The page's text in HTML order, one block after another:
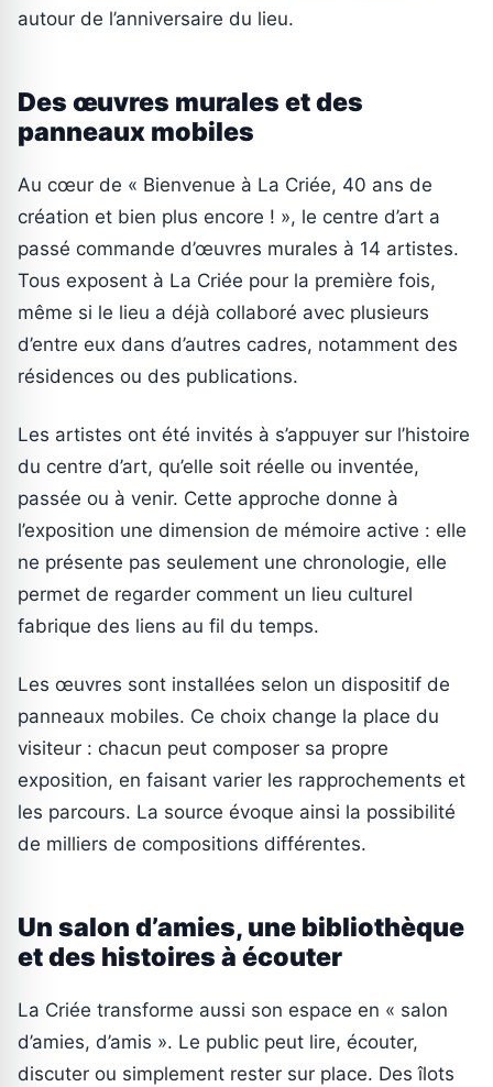
autour de l’anniversaire du lieu.
Des œuvres murales et des
panneaux mobiles
Au cœur de « Bienvenue à La Criée, 40 ans de
création et bien plus encore ! », le centre d’art a
passé commande d’œuvres murales à 14 artistes.
Tous exposent à La Criée pour la première fois,
même si le lieu a déjà collaboré avec plusieurs
d’entre eux dans d’autres cadres, notamment des
résidences ou des publications.
Les artistes ont été invités à s’appuyer sur l’histoire
du centre d’art, qu’elle soit réelle ou inventée,
passée ou à venir. Cette approche donne à
l’exposition une dimension de mémoire active : elle
ne présente pas seulement une chronologie, elle
permet de regarder comment un lieu culturel
fabrique des liens au fil du temps.
Les œuvres sont installées selon un dispositif de
panneaux mobiles. Ce choix change la place du
visiteur : chacun peut composer sa propre
exposition, en faisant varier les rapprochements et
les parcours. La source évoque ainsi la possibilité
de milliers de compositions différentes.
Un salon d’amies, une bibliothèque
et des histoires à écouter
La Criée transforme aussi son espace en « salon
d’amies, d’amis ». Le public peut lire, écouter,
discuter ou simplement rester sur place. Des îlots